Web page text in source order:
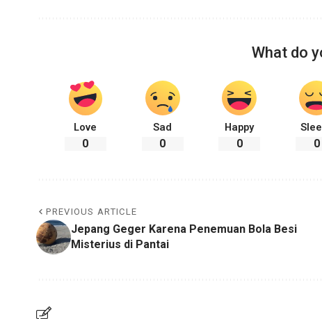
What do
Love
0
Sad
0
Happy
0 0
PREVIOUS ARTICLE
Jepang Geger Karena Penemuan Bola Besi
Misterius di Pantai